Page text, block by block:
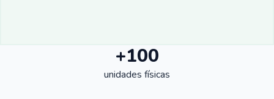
+100
unidades físicas